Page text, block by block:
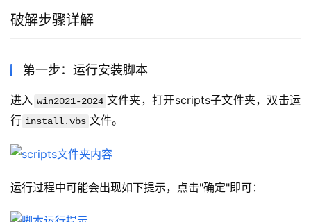
破解步骤详解
第一步：运行安装脚本
进入 win2021-2024 文件夹，打开scripts子文件夹，双击运
行 install.vbs 文件。
运行过程中可能会出现如下提示，点击"确定"即可：